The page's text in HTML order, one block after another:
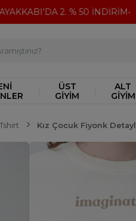
2. % 50 İNDİRİM
ÜST
GİYİM
ALT
GİYİM
Tshirt Kız Çocuk Fiyonk